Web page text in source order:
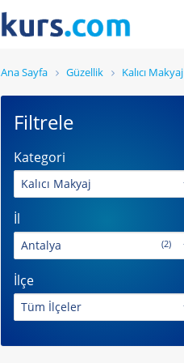
Ana Sayfa Güzellik Kalıcı Makyaj
Filtrele
Kategori
Kalıcı Makyaj
İl
Antalya (2)
İlçe
Tüm İlçeler